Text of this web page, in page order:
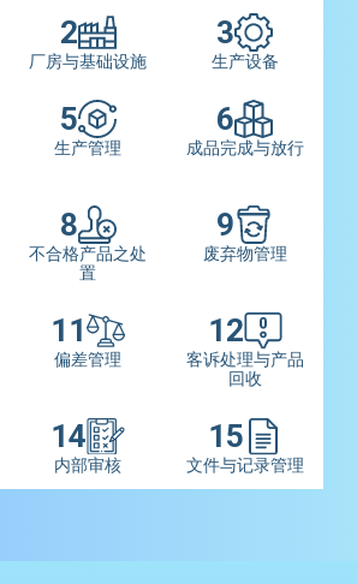
2
厂房与基础设施
3
生产设备
5
生产管理
6
成品完成与放行
8
不合格产品之处
置
9
废弃物管理
11
偏差管理
12
客诉处理与产品
回收
14
内部审核
15
文件与记录管理